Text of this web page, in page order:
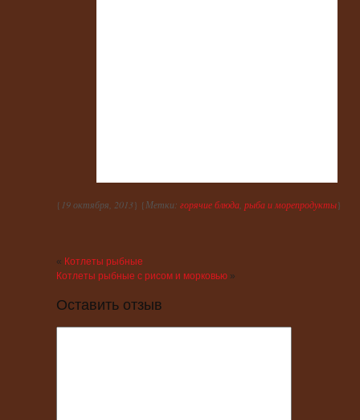
{ 19 октября, 2013} {Метки: горячие блюда рыба и морепродукты}
« Котлеты рыбные
Котлеты рыбные с рисом и морковью »
Оставить отзыв